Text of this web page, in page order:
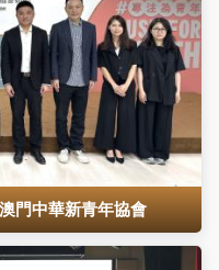
門中華新青年協會